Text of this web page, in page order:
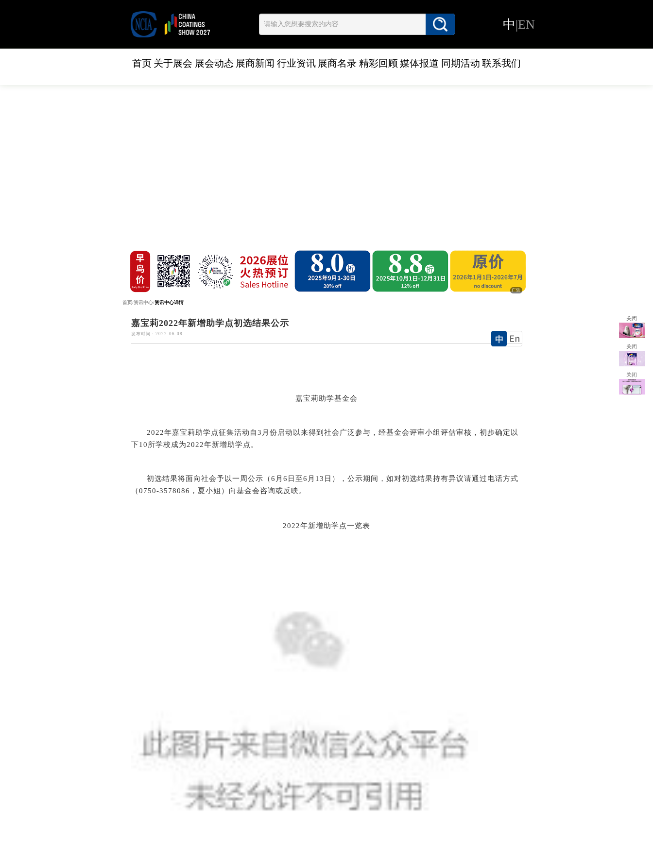
中|EN
首页 关于展会 展会动态 展商新闻 行业资讯 展商名录 精彩回顾 媒体报道 同期活动 联系我们
关闭
关闭
关闭
广告
首页/资讯中心/资讯中心详情
嘉宝莉2022年新增助学点初选结果公示
发布时间：2022-06-08
嘉宝莉助学基金会
2022年嘉宝莉助学点征集活动自3月份启动以来得到社会广泛参与，经基金会评审小组评估审核，初步确定以
下10所学校成为2022年新增助学点。
初选结果将面向社会予以一周公示（6月6日至6月13日），公示期间，如对初选结果持有异议请通过电话方式
（0750-3578086，夏小姐）向基金会咨询或反映。
2022年新增助学点一览表